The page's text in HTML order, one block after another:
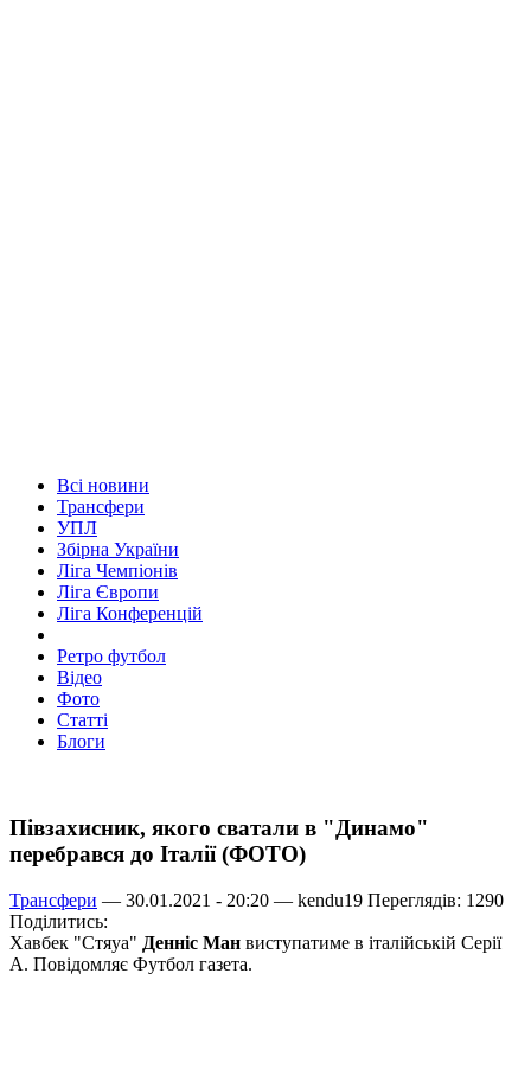
Всі новини
Трансфери
УПЛ
Збірна України
Ліга Чемпіонів
Ліга Європи
Ліга Конференцій
Ретро футбол
Відео
Фото
Статті
Блоги
Півзахисник, якого сватали в "Динамо"
перебрався до Італії (ФОТО)
Трансфери — 30.01.2021 - 20:20 — kendu19 Переглядів: 1290
Поділитись:
Хавбек "Стяуа" Денніс Ман виступатиме в італійській Серії
А. Повідомляє Футбол газета.